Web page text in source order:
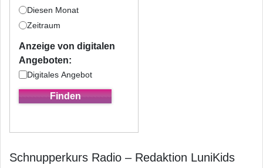
Diesen Monat
Zeitraum
Anzeige von digitalen
Angeboten:
Digitales Angebot
Schnupperkurs Radio – Redaktion LuniKids